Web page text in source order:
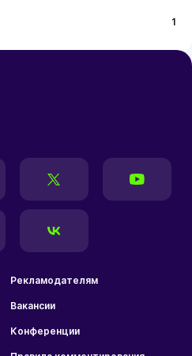
1
Рекламодателям
Вакансии
Конференции